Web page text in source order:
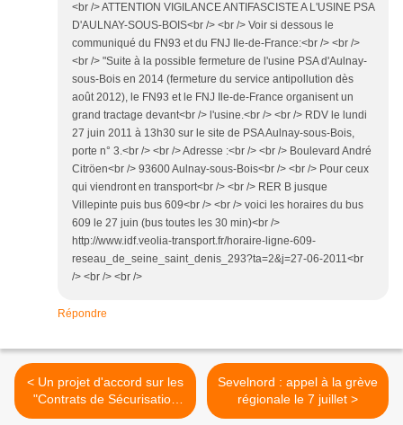
<br /> ATTENTION VIGILANCE ANTIFASCISTE A L'USINE PSA
D'AULNAY-SOUS-BOIS<br /> <br /> Voir si dessous le
communiqué du FN93 et du FNJ Ile-de-France:<br /> <br />
<br /> "Suite à la possible fermeture de l'usine PSA d'Aulnay-
sous-Bois en 2014 (fermeture du service antipollution dès
août 2012), le FN93 et le FNJ Ile-de-France organisent un
grand tractage devant<br /> l'usine.<br /> <br /> RDV le lundi
27 juin 2011 à 13h30 sur le site de PSA Aulnay-sous-Bois,
porte n° 3.<br /> <br /> Adresse :<br /> <br /> Boulevard André
Citröen<br /> 93600 Aulnay-sous-Bois<br /> <br /> Pour ceux
qui viendront en transport<br /> <br /> RER B jusque
Villepinte puis bus 609<br /> <br /> voici les horaires du bus
609 le 27 juin (bus toutes les 30 min)<br />
http://www.idf.veolia-transport.fr/horaire-ligne-609-
reseau_de_seine_saint_denis_293?ta=2&j=27-06-2011<br
/> <br /> <br />
Répondre
< Un projet d'accord sur les
"Contrats de Sécurisation
Professionnelle"
Sevelnord : appel à la grève
régionale le 7 juillet >